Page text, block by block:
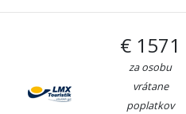
€ 1571
za osobu
vrátane
poplatkov